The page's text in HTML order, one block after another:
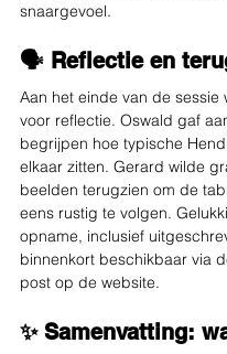
snaargevoel.
🗣️ Reflectie en
Aan het einde van de sessie
voor reflectie. Oswald gaf
begrijpen hoe typische
elkaar zitten. Gerard wilde
beelden terugzien om de
eens rustig te volgen.
opname, inclusief
binnenkort beschikbaar via
post op de website.
✨ Samenvatting: